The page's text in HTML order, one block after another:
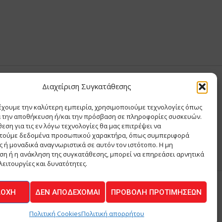
Διαχείριση Συγκατάθεσης
την καλύτερη εμπειρία, χρησιμοποιούμε τεχνολογίες όπως
την αποθήκευση ή/και την πρόσβαση σε πληροφορίες συσκευών.
για τις εν λόγω τεχνολογίες θα μας επιτρέψει να
δεδομένα προσωπικού χαρακτήρα, όπως συμπεριφορά
ή μοναδικά αναγνωριστικά σε αυτόν τον ιστότοπο. Η μη
ή η ανάκληση της συγκατάθεσης, μπορεί να επηρεάσει αρνητικά
και δυνατότητες.
ΔΕΝ ΑΠΟΔΈΧΟΜΑΙ ΠΡΟΒΟΛΉ ΠΡΟΤΙΜΉΣΕΩΝ
Πολιτική CookiesΠολιτική απορρήτου
Θ ΚΑΙ ΣΙΑ ΜΟΝΟΠΡΟΣΩΠΗ ΙΚΕ
Powered byBYTE A COOKIE